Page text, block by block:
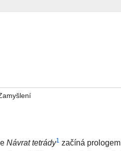
Návrat tetrády1 začíná